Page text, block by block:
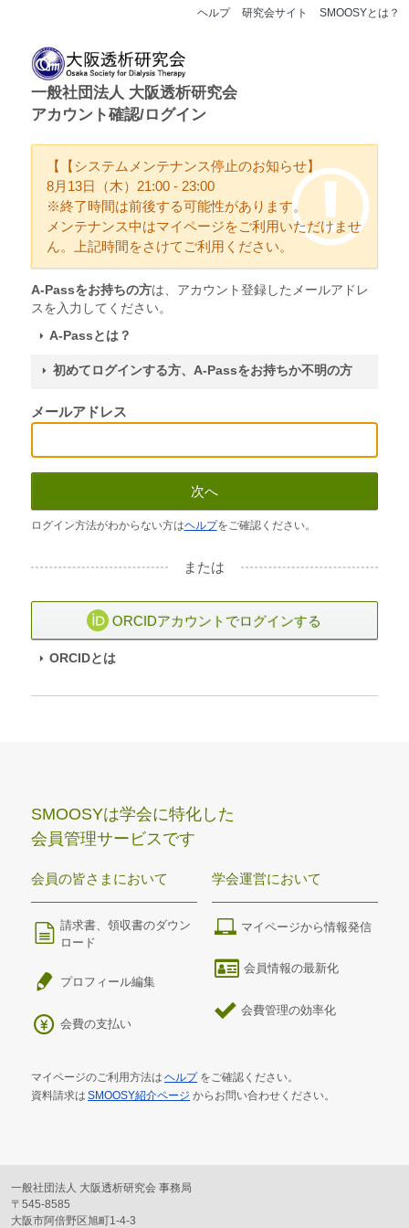
ヘルプ 研究会サイト SMOOSYとは？
一般社団法人 大阪透析研究会
アカウント確認/ログイン
【【システムメンテナンス停止のお知らせ】
8月13日（木）21:00 - 23:00
※終了時間は前後する可能性があります。
メンテナンス中はマイページをご利用いただけませ
ん。上記時間をさけてご利用ください。
A-Passをお持ちの方は、アカウント登録したメールアドレ
スを入力してください。
A-Passとは？
初めてログインする方、A-Passをお持ちか不明の方
メールアドレス
次へ
ログイン方法がわからない方はヘルプをご確認ください。
または
ORCIDアカウントでログインする
ORCIDとは
SMOOSYは学会に特化した
会員管理サービスです
会員の皆さまにおいて
請求書、領収書のダウン
ロード
プロフィール編集
会費の支払い
学会運営において
マイページから情報発信
会員情報の最新化
会費管理の効率化
マイページのご利用方法は ヘルプ をご確認ください。
資料請求は SMOOSY紹介ページ からお問い合わせください。
一般社団法人 大阪透析研究会 事務局
〒545-8585
大阪市阿倍野区旭町1-4-3